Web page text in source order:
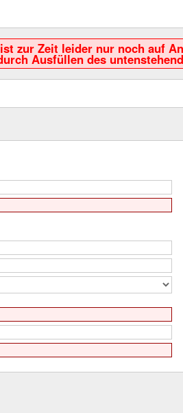
zur Zeit leider nur noch auf
Ausfüllen des